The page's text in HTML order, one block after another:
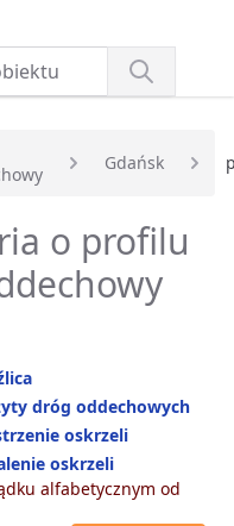
Gdańsk
o profilu
dróg oddechowych
oskrzeli
oskrzeli
alfabetycznym od